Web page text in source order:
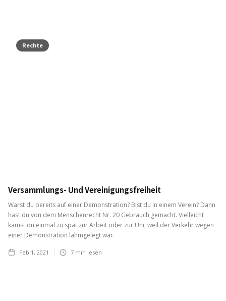
Rechte
Versammlungs- Und Vereinigungsfreiheit
Warst du bereits auf einer Demonstration? Bist du in einem Verein? Dann
hast du von dem Menschenrecht Nr. 20 Gebrauch gemacht. Vielleicht
kamst du einmal zu spät zur Arbeit oder zur Uni, weil der Verkehr wegen
einer Demonstration lahmgelegt war.
Feb 1, 2021 7 min lesen